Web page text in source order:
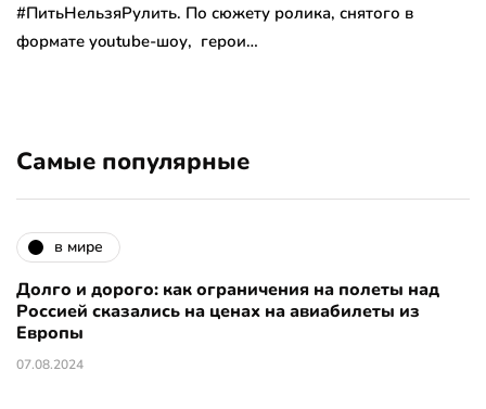
#ПитьНельзяРулить. По сюжету ролика, снятого в
формате youtube-шоу, герои…
Самые популярные
в мире
Долго и дорого: как ограничения на полеты над
Россией сказались на ценах на авиабилеты из
Европы
07.08.2024